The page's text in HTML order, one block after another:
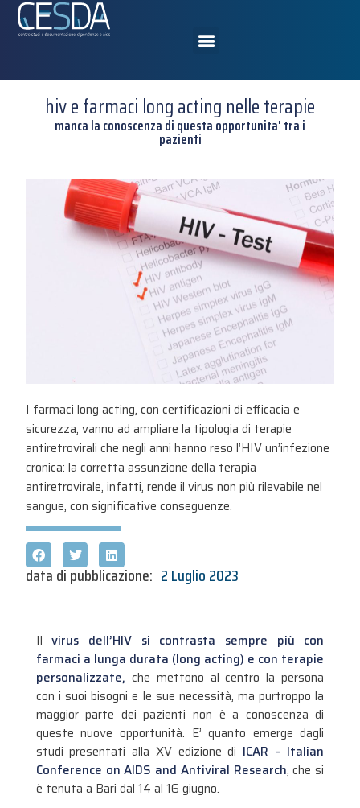
hiv e farmaci long acting nelle terapie
manca la conoscenza di questa opportunita' tra i
pazienti
I farmaci long acting, con certificazioni di efficacia e
sicurezza, vanno ad ampliare la tipologia di terapie
antiretrovirali che negli anni hanno reso l’HIV un’infezione
cronica: la corretta assunzione della terapia
antiretrovirale, infatti, rende il virus non più rilevabile nel
sangue, con significative conseguenze.
data di pubblicazione: 2 Luglio 2023
Ilvirus dell’HIV si contrasta sempre più con
farmaci a lunga durata (long acting) e con terapie
personalizzate, che mettono al centro la persona
con i suoi bisogni e le sue necessità, ma purtroppo la
maggior parte dei pazienti non è a conoscenza di
queste nuove opportunità. E’ quanto emerge dagli
studi presentati alla XV edizione di ICAR – Italian
Conference on AIDS and Antiviral Research, che si
è tenuta a Bari dal 14 al 16 giugno.